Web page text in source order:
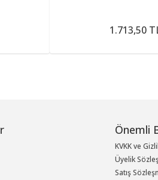
1.713,50
Önemli
KVKK ve
Üyelik
Satış